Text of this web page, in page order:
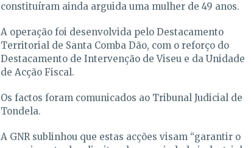
constituíram ainda arguida uma mulher de 49 anos.
A operação foi desenvolvida pelo Destacamento
Territorial de Santa Comba Dão, com o reforço do
Destacamento de Intervenção de Viseu e da Unidade
de Acção Fiscal.
Os factos foram comunicados ao Tribunal Judicial de
Tondela.
A GNR sublinhou que estas acções visam “garantir o